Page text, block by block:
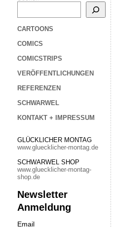
CARTOONS
COMICS
COMICSTRIPS
VERÖFFENTLICHUNGEN
REFERENZEN
SCHWARWEL
KONTAKT + IMPRESSUM
GLÜCKLICHER MONTAG
www.gluecklicher-montag.de
SCHWARWEL SHOP
www.gluecklicher-montag-
shop.de
Newsletter
Anmeldung
Email